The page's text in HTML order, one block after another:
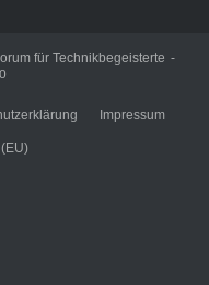
für Technikbegeisterte
Impressum